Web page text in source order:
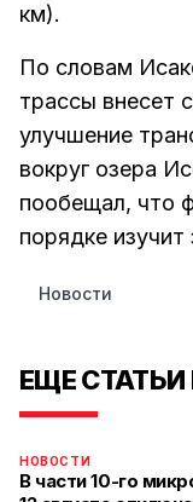
км).
По словам
трассы внесет
улучшение
вокруг озера
пообещал, что
порядке изучит
Новости
ЕЩЕ СТАТЬИ
НОВОСТИ
В части 10-го